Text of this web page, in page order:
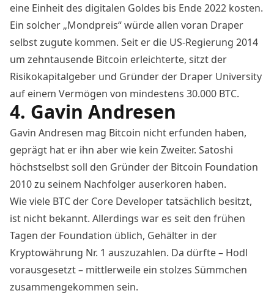
eine Einheit des digitalen Goldes bis Ende 2022 kosten.
Ein solcher „Mondpreis“ würde allen voran Draper
selbst zugute kommen. Seit er die US-Regierung 2014
um zehntausende Bitcoin erleichterte, sitzt der
Risikokapitalgeber und Gründer der Draper University
auf einem Vermögen von mindestens 30.000 BTC.
4. Gavin Andresen
Gavin Andresen mag Bitcoin nicht erfunden haben,
geprägt hat er ihn aber wie kein Zweiter. Satoshi
höchstselbst soll den Gründer der Bitcoin Foundation
2010 zu seinem Nachfolger auserkoren haben.
Wie viele BTC der Core Developer tatsächlich besitzt,
ist nicht bekannt. Allerdings war es seit den frühen
Tagen der Foundation üblich, Gehälter in der
Kryptowährung Nr. 1 auszuzahlen. Da dürfte – Hodl
vorausgesetzt – mittlerweile ein stolzes Sümmchen
zusammengekommen sein.